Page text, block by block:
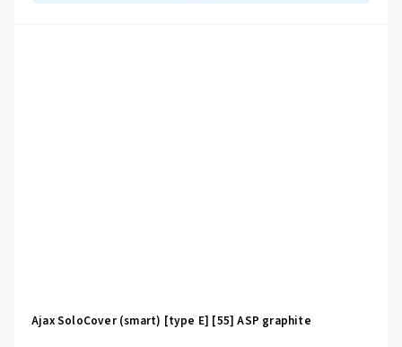
Ajax SoloCover (smart) [type E] [55] ASP graphite